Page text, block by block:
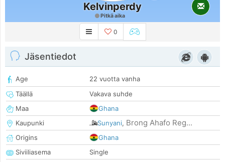
Kelvinperdy
Pitkä aika
0
Jäsentiedot
Age
22 vuotta vanha
Täällä
Vakava suhde
Maa
Ghana
Kaupunki
Sunyani, Brong Ahafo Reg...
Origins
Ghana
Siviiliasema
Single